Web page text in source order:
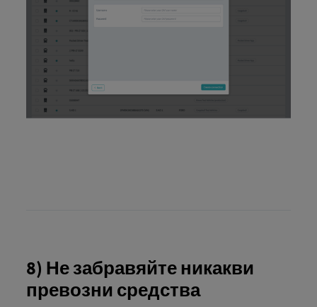
8) Не забравяйте никакви
превозни средства